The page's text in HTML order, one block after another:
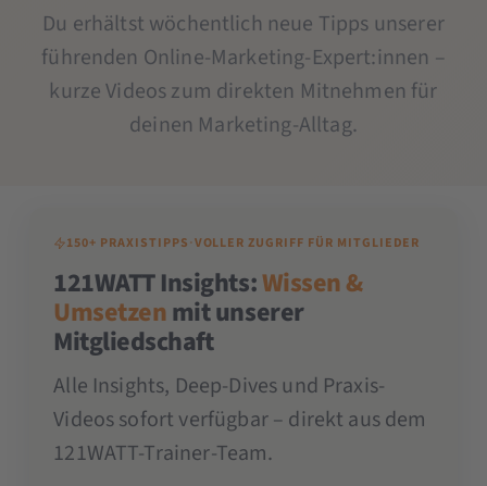
Du erhältst wöchentlich neue Tipps unserer
führenden Online-Marketing-Expert:innen –
kurze Videos zum direkten Mitnehmen für
deinen Marketing-Alltag.
150+ PRAXISTIPPS·VOLLER ZUGRIFF FÜR MITGLIEDER
121WATT Insights:Wissen &
Umsetzenmit unserer
Mitgliedschaft
Alle Insights, Deep-Dives und Praxis-
Videos sofort verfügbar – direkt aus dem
121WATT-Trainer-Team.